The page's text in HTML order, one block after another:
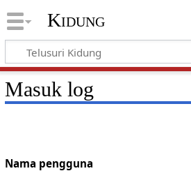
Kidung
Masuk log
Nama pengguna